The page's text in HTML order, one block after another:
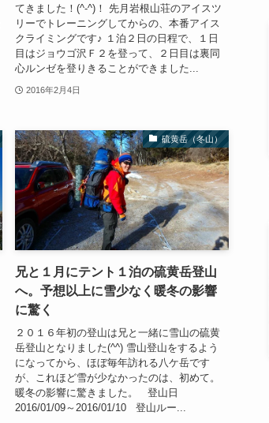
てきました！(^-^)！ 先月岩根山荘のアイスツ
リーでトレーニングしてからの、本番アイス
クライミングです♪ １泊２日の日程で、１日
目はジョウゴ沢Ｆ２を登って、２日目は裏同
心ルンゼを登りきることができました...
2016年2月4日
硫黄岳（冬山）
兄と１月にテント１泊の硫黄岳登山
へ。予想以上に雪少なく暖冬の影響
に驚く
２０１６年初の登山は兄と一緒に雪山の硫黄
岳登山となりました(^^) 雪山登山をするよう
になってから、ほぼ毎年訪れる八ケ岳です
が、これほど雪が少なかったのは、初めて。
暖冬の影響に驚きました。 登山日
2016/01/09～2016/01/10 登山ルー...